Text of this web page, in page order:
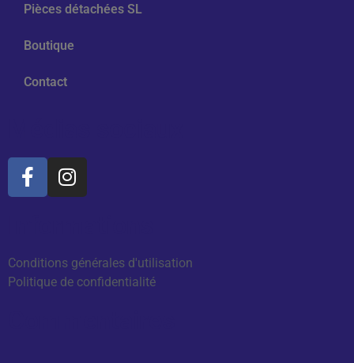
Pièces détachées SL
Boutique
Contact
Conditions générales d'utilisation
Politique de confidentialité